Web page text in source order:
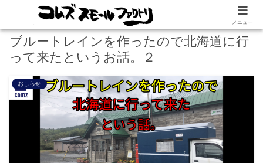
ブルートレインを作ったので北海道に行
って来たというお話。２
おしらせ
メニュー